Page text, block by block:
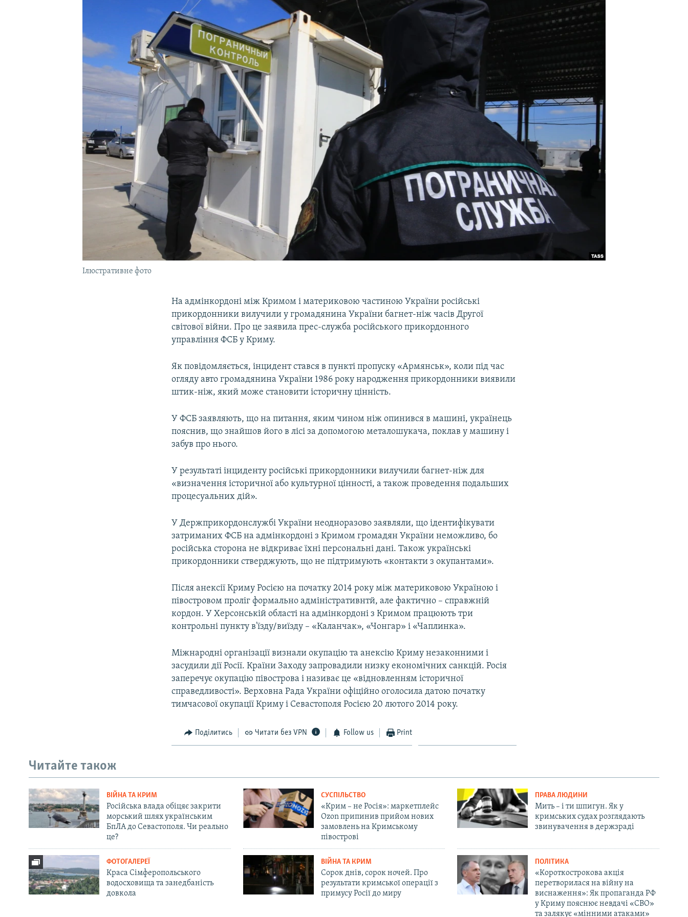
УКРАЇНСЬКА ПРОБЛЕМА КРИМУ
Ілюстративне фото
На адмінкордоні між Кримом і материковою частиною України російські
прикордонники вилучили у громадянина України багнет-ніж часів Другої
світової війни. Про це заявила прес-служба російського прикордонного
управління ФСБ у Криму.
Як повідомляється, інцидент стався в пункті пропуску «Армянськ», коли під час
огляду авто громадянина України 1986 року народження прикордонники виявили
штик-ніж, який може становити історичну цінність.
У ФСБ заявляють, що на питання, яким чином ніж опинився в машині, українець
пояснив, що знайшов його в лісі за допомогою металошукача, поклав у машину і
забув про нього.
У результаті інциденту російські прикордонники вилучили багнет-ніж для
«визначення історичної або культурної цінності, а також проведення подальших
процесуальних дій».
У Держприкордонслужбі України неодноразово заявляли, що ідентифікувати
затриманих ФСБ на адмінкордоні з Кримом громадян України неможливо, бо
російська сторона не відкриває їхні персональні дані. Також українські
прикордонники стверджують, що не підтримують «контакти з окупантами».
Після анексії Криму Росією на початку 2014 року між материковою Україною і
півостровом проліг формально адміністративнтй, але фактично – справжній
кордон. У Херсонській області на адмінкордоні з Кримом працюють три
контрольні пункту в'їзду/виїзду – «Каланчак», «Чонгар» і «Чаплинка».
Міжнародні організації визнали окупацію та анексію Криму незаконними і
засудили дії Росії. Країни Заходу запровадили низку економічних санкцій. Росія
заперечує окупацію півострова і називає це «відновленням історичної
справедливості». Верховна Рада України офіційно оголосила датою початку
тимчасової окупації Криму і Севастополя Росією 20 лютого 2014 року.
Поділитись Читати без VPN Follow us Print
Читайте також
ВІЙНА ТА КРИМ
Російська влада обіцяє закрити
морський шлях українським
БпЛА до Севастополя. Чи реально
це?
СУСПІЛЬСТВО
«Крим – не Росія»: маркетплейс
Ozon припинив прийом нових
замовлень на Кримському
півострові
ПРАВА ЛЮДИНИ
Мить – і ти шпигун. Як у
кримських судах розглядають
звинувачення в держзраді
ФОТОГАЛЕРЕЇ
Краса Сімферопольського
водосховища та занедбаність
довкола
ВІЙНА ТА КРИМ
Сорок днів, сорок ночей. Про
результати кримської операції з
примусу Росії до миру
ПОЛІТИКА
«Короткострокова акція
перетворилася на війну на
виснаження»: Як пропаганда РФ
у Криму пояснює невдачі «СВО»
та залякує «мінними атаками»